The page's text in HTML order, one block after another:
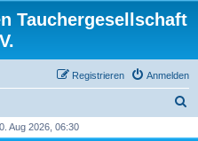
Tauchergesellschaft
Anmelden
Registrieren
Aug 2026, 06:30